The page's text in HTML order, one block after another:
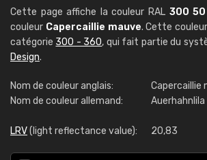
Cette page affiche la couleur RAL 300 50
couleur Capercaillie mauve. Cette
catégorie 300 - 360, qui fait partie du
Design.
Nom de couleur anglais:
Capercaillie
Nom de couleur allemand:
Auerhahnlila
LRV(light reflectance value): 20,83